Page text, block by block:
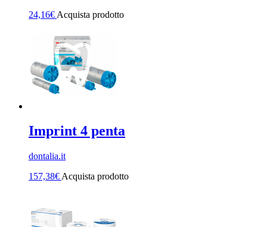
24,16€ Acquista prodotto
Imprint 4 penta
dontalia.it
157,38€ Acquista prodotto